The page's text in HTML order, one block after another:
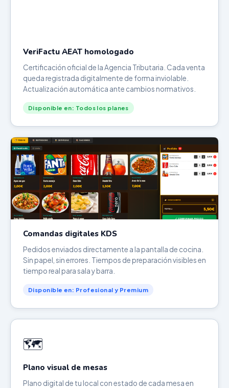
VeriFactu AEAT homologado
Certificación oficial de la Agencia Tributaria. Cada venta
queda registrada digitalmente de forma inviolable.
Actualización automática ante cambios normativos.
Disponible en: Todos los planes
Comandas digitales KDS
Pedidos enviados directamente a la pantalla de cocina.
Sin papel, sin errores. Tiempos de preparación visibles en
tiempo real para sala y barra.
Disponible en: Profesional y Premium
🗺️
Plano visual de mesas
Plano digital de tu local con estado de cada mesa en